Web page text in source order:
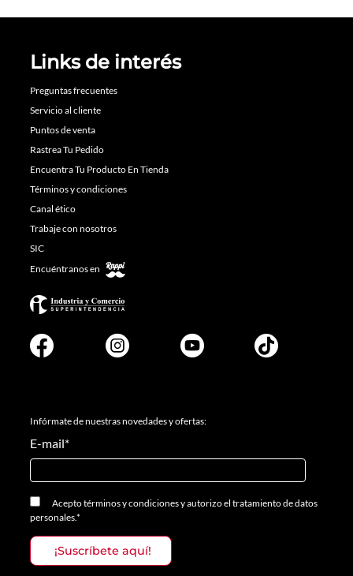
Links de interés
Preguntas frecuentes
Servicio al cliente
Puntos de venta
Rastrea Tu Pedido
Encuentra Tu Producto En Tienda
Términos y condiciones
Canal ético
Trabaje con nosotros
SIC
Encuéntranos en
Infórmate de nuestras novedades y ofertas:
E-mail*
Aceptotérminos y condicionesyautorizo el tratamiento de datos
personales.*